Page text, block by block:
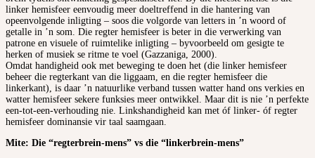
linker hemisfeer eenvoudig meer doeltreffend in die hantering van
opeenvolgende inligting – soos die volgorde van letters in ’n woord of
getalle in ’n som. Die regter hemisfeer is beter in die verwerking van
patrone en visuele of ruimtelike inligting – byvoorbeeld om gesigte te
herken of musiek se ritme te voel (Gazzaniga, 2000).
Omdat handigheid ook met beweging te doen het (die linker hemisfeer
beheer die regterkant van die liggaam, en die regter hemisfeer die
linkerkant), is daar ’n natuurlike verband tussen watter hand ons verkies en
watter hemisfeer sekere funksies meer ontwikkel. Maar dit is nie ’n perfekte
een-tot-een-verhouding nie. Linkshandigheid kan met óf linker- óf regter
hemisfeer dominansie vir taal saamgaan.
Mite: Die “regterbrein-mens” vs die “linkerbrein-mens”